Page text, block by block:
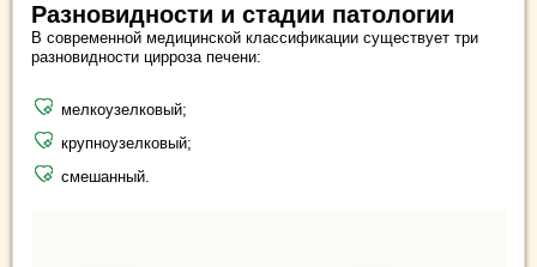
Разновидности и стадии патологии
В современной медицинской классификации существует три
разновидности цирроза печени:
мелкоузелковый;
крупноузелковый;
смешанный.